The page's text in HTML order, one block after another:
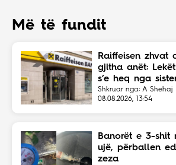
Më të fundit
Raiffeisen zhvat
gjitha anët:
s’e heq nga
Shkruar nga: A Shehaj
08.08.2026, 13:54
Banorët e 3-shit
ujë, përballen
zeza